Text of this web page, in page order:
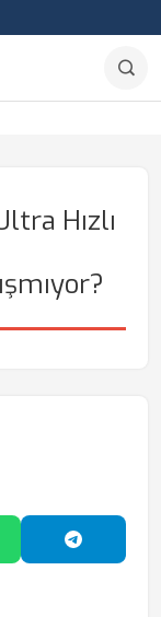
Hızlı
Paylaş